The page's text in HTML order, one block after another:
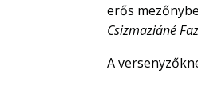
erős
Csizmaziáné
A